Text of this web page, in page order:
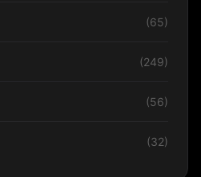
(65)
(249)
(56)
(32)